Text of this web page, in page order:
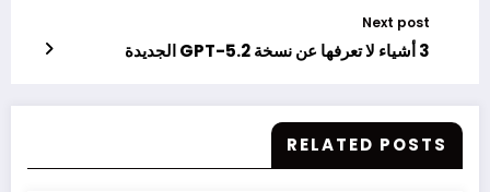
Next post
3 أشياء لا تعرفها عن نسخة GPT-5.2 الجديدة
RELATED POSTS